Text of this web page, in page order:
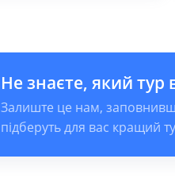
Не знаєте, який тур
Залиште це нам,
підберуть для вас кращий